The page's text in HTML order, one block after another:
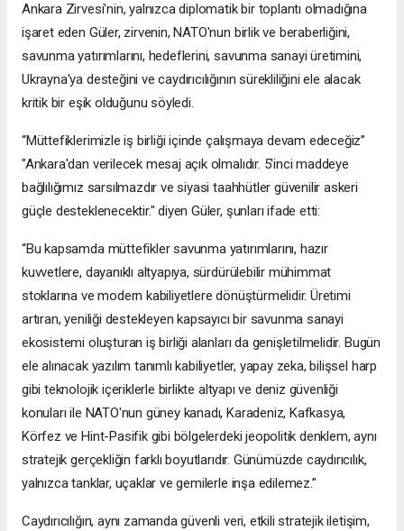
Ankara Zirvesi'nin, yalnızca diplomatik bir toplantı olmadığına
işaret eden Güler, zirvenin, NATO'nun birlik ve beraberliğini,
savunma yatırımlarını, hedeflerini, savunma sanayi üretimini,
Ukrayna'ya desteğini ve caydırıcılığının sürekliliğini ele alacak
kritik bir eşik olduğunu söyledi.
“Müttefiklerimizle iş birliği içinde çalışmaya devam edeceğiz”
"Ankara'dan verilecek mesaj açık olmalıdır. 5'inci maddeye
bağlılığımız sarsılmazdır ve siyasi taahhütler güvenilir askeri
güçle desteklenecektir." diyen Güler, şunları ifade etti:
“Bu kapsamda müttefikler savunma yatırımlarını, hazır
kuvvetlere, dayanıklı altyapıya, sürdürülebilir mühimmat
stoklarına ve modern kabiliyetlere dönüştürmelidir. Üretimi
artıran, yeniliği destekleyen kapsayıcı bir savunma sanayi
ekosistemi oluşturan iş birliği alanları da genişletilmelidir. Bugün
ele alınacak yazılım tanımlı kabiliyetler, yapay zeka, bilişsel harp
gibi teknolojik içeriklerle birlikte altyapı ve deniz güvenliği
konuları ile NATO'nun güney kanadı, Karadeniz, Kafkasya,
Körfez ve Hint-Pasifik gibi bölgelerdeki jeopolitik denklem, aynı
stratejik gerçekliğin farklı boyutlarıdır. Günümüzde caydırıcılık,
yalnızca tanklar, uçaklar ve gemilerle inşa edilemez.”
Caydırıcılığın, aynı zamanda güvenli veri, etkili stratejik iletişim,